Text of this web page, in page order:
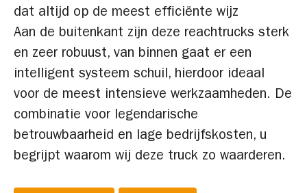
dat altijd op de meest efficiënte wijz
Aan de buitenkant zijn deze reachtrucks sterk
en zeer robuust, van binnen gaat er een
intelligent systeem schuil, hierdoor ideaal
voor de meest intensieve werkzaamheden. De
combinatie voor legendarische
betrouwbaarheid en lage bedrijfskosten, u
begrijpt waarom wij deze truck zo waarderen.